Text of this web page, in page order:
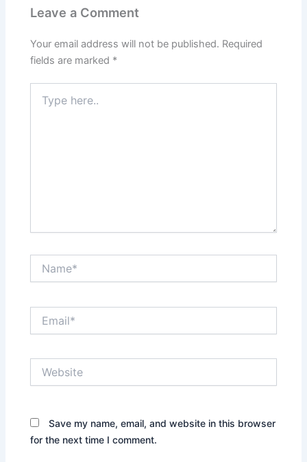
Leave a Comment
Your email address will not be published. Required
fields are marked *
here..
Save my name, email, and website in this browser
for the next time I comment.